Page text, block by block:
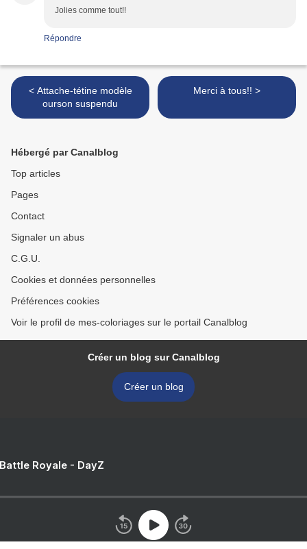
Jolies comme tout!!
Répondre
< Attache-tétine modèle
ourson suspendu
Merci à tous!! >
Hébergé par Canalblog
Top articles
Pages
Contact
Signaler un abus
C.G.U.
Cookies et données personnelles
Préférences cookies
Voir le profil de mes-coloriages sur le portail Canalblog
Créer un blog sur Canalblog
Créer un blog
Royale - DayZ